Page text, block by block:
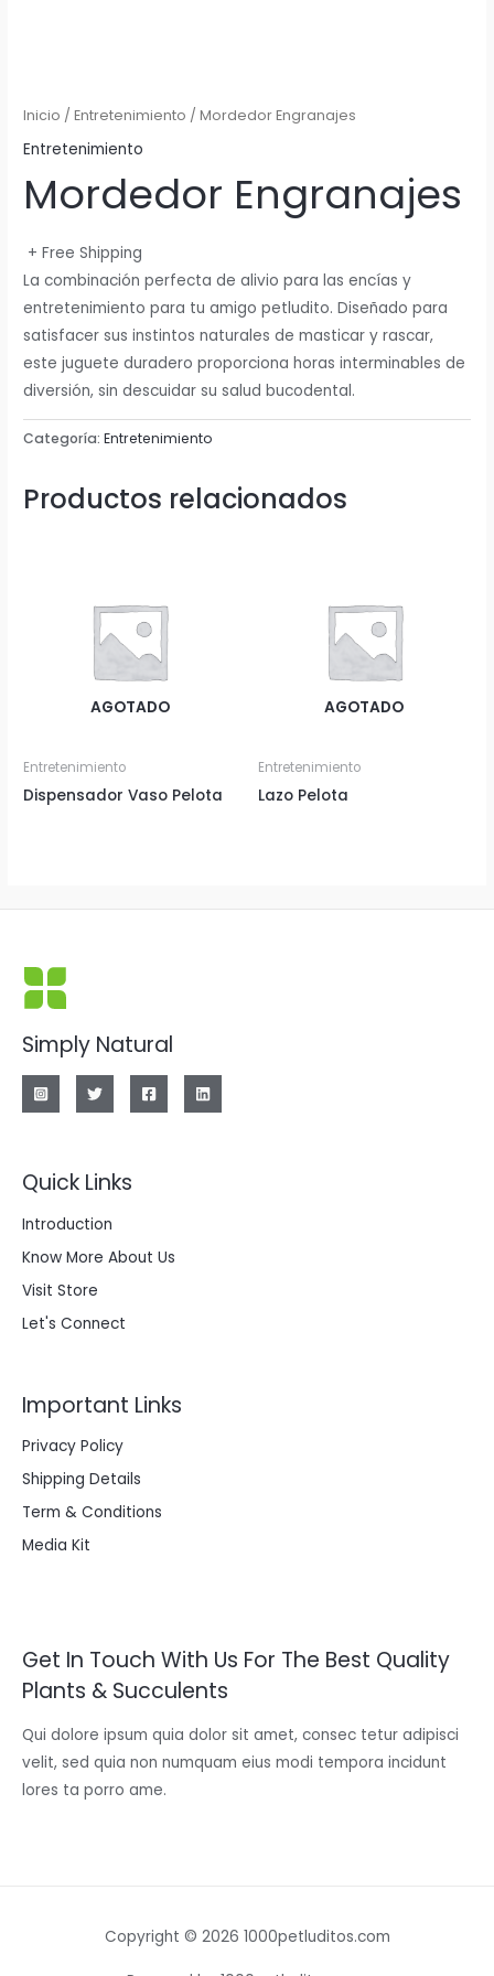
Inicio /Entretenimiento / Mordedor Engranajes
Entretenimiento
Mordedor Engranajes
+ Free Shipping
La combinación perfecta de alivio para las encías y
entretenimiento para tu amigo petludito. Diseñado para
satisfacer sus instintos naturales de masticar y rascar,
este juguete duradero proporciona horas interminables de
diversión, sin descuidar su salud bucodental.
Categoría:Entretenimiento
Productos relacionados
AGOTADO
Entretenimiento
Dispensador Vaso Pelota
AGOTADO
Entretenimiento
Lazo Pelota
Simply Natural
Quick Links
Introduction
Know More About Us
Visit Store
Let's Connect
Important Links
Privacy Policy
Shipping Details
Term & Conditions
Media Kit
Get In Touch With Us For The Best Quality
Plants & Succulents
Qui dolore ipsum quia dolor sit amet, consec tetur adipisci
velit, sed quia non numquam eius modi tempora incidunt
lores ta porro ame.
Copyright © 2026 1000petluditos.com